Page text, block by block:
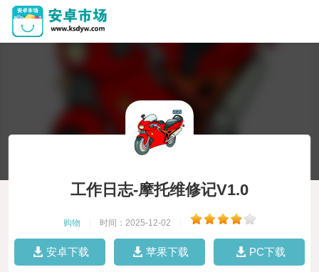
工作日志-摩托维修记V1.0
购物 时间：2025-12-02
安卓下载 苹果下载 PC下载